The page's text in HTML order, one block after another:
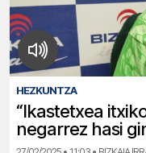
HEZKUNTZA
“Ikastetxea
negarrez hasi